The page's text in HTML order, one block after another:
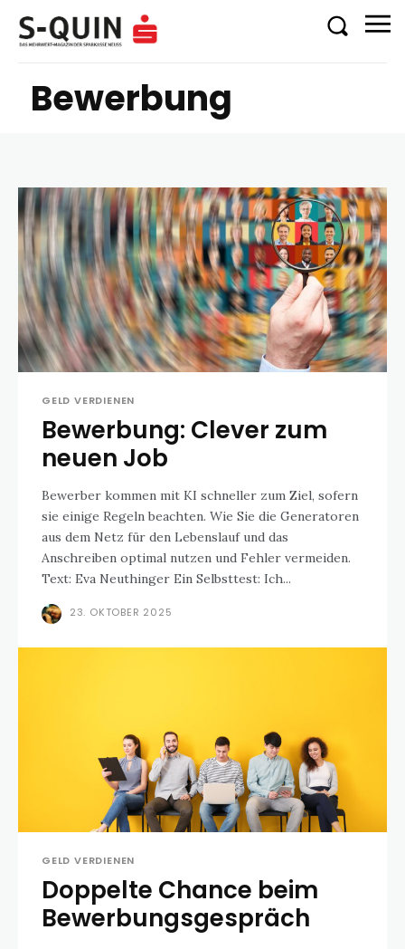
Bewerbung
GELD VERDIENEN
Bewerbung: Clever zum
neuen Job
Bewerber kommen mit KI schneller zum Ziel, sofern
sie einige Regeln beachten. Wie Sie die Generatoren
aus dem Netz für den Lebenslauf und das
Anschreiben optimal nutzen und Fehler vermeiden.
Text: Eva Neuthinger Ein Selbsttest: Ich...
23. OKTOBER 2025
GELD VERDIENEN
Doppelte Chance beim
Bewerbungsgespräch